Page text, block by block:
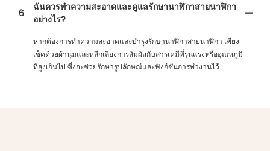
6
ฉันควรทำความสะอาดและดูแลรักษานาฬิกาสายนาฬิกา
อย่างไร?
หากต้องการทำความสะอาดและบำรุงรักษานาฬิกาสายนาฬิกา เพียง
เช็ดด้วยผ้านุ่มและหลีกเลี่ยงการสัมผัสกับสารเคมีที่รุนแรงหรืออุณหภูมิ
ที่สูงเกินไป ซึ่งจะช่วยรักษารูปลักษณ์และฟังก์ชันการทำงานไว้